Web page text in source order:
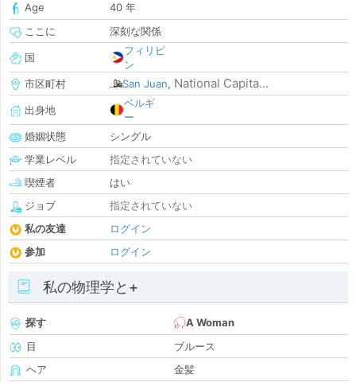
Age
40 年
ここに
深刻な関係
国
フィリピ
ン
市区町村
San Juan, National Capita...
出身地
ベルギ
ー
婚姻状態
シングル
学業レベル
指定されていない
喫煙者
はい
ジョブ
指定されていない
私の友達
ログイン
参加
ログイン
私の物理学と+
探す
A Woman
目
ブルース
ヘア
金髪